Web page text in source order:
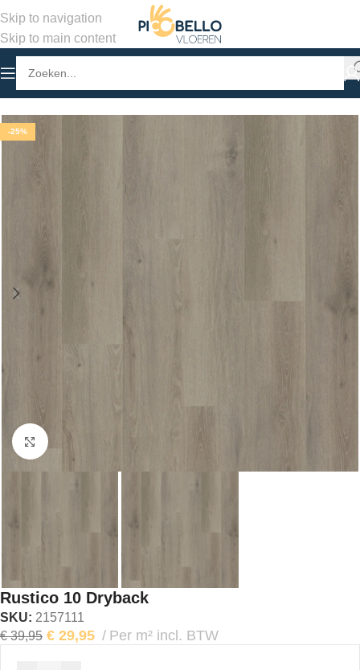
Skip to navigation
Skip to main content
Home/Winkel
-25%
Klik om te vergroten
Rustico 10 Dryback
SKU: 2157111
€39,95 € 29,95 Per m² incl. BTW